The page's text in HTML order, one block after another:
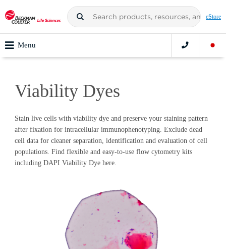
eStore
Menu
Viability Dyes
Stain live cells with viability dye and preserve your staining pattern
after fixation for intracellular immunophenotyping. Exclude dead
cell data for cleaner separation, identification and evaluation of cell
populations. Find flexible and easy-to-use flow cytometry kits
including DAPI Viability Dye here.